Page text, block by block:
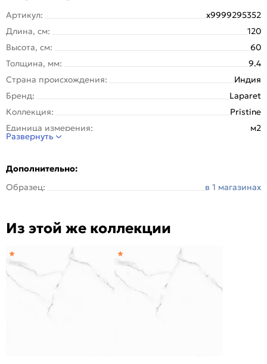
Артикул:
х9999295352
Длина, см:
120
Высота, см:
60
Толщина, мм:
9.4
Страна происхождения:
Индия
Бренд:
Laparet
Коллекция:
Pristine
Единица измерения:
м2
Назначение:
Вес на 1 кв. м:
20.5
Количество шт. в упаковке:
Цвет:
Износостойкость:
PEI III (для глазурованной)
Развернуть
Дополнительно:
Образец:
в 1 магазинах
Из этой же коллекции